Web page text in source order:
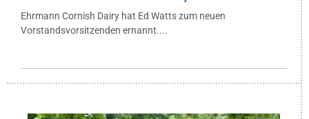
Ehrmann Cornish Dairy hat Ed Watts zum neuen
Vorstandsvorsitzenden ernannt....